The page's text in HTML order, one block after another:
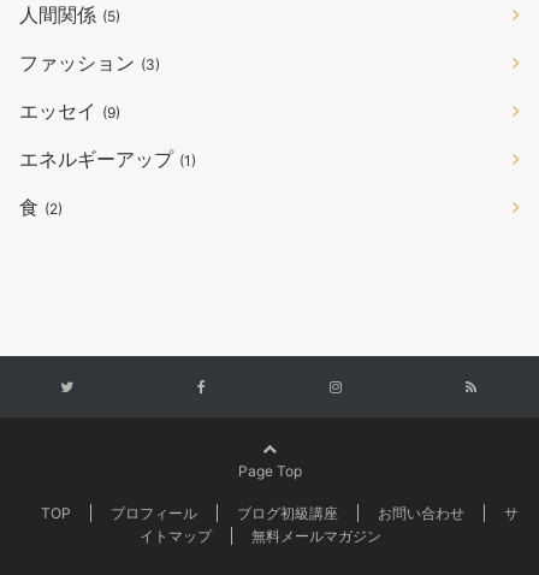
人間関係 (5)
ファッション (3)
エッセイ (9)
エネルギーアップ (1)
食 (2)
Page Top
TOP プロフィール ブログ初級講座 お問い合わせ
サ
イトマップ
無料メールマガジン